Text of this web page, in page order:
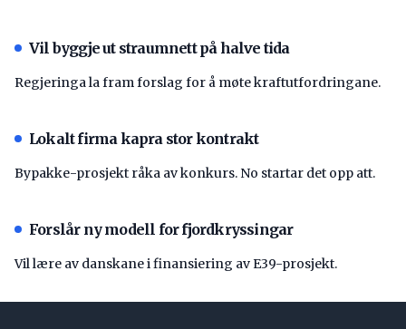
Vil byggje ut straumnett på halve tida
Regjeringa la fram forslag for å møte kraftutfordringane.
Lokalt firma kapra stor kontrakt
Bypakke-prosjekt råka av konkurs. No startar det opp att.
Forslår ny modell for fjordkryssingar
Vil lære av danskane i finansiering av E39-prosjekt.